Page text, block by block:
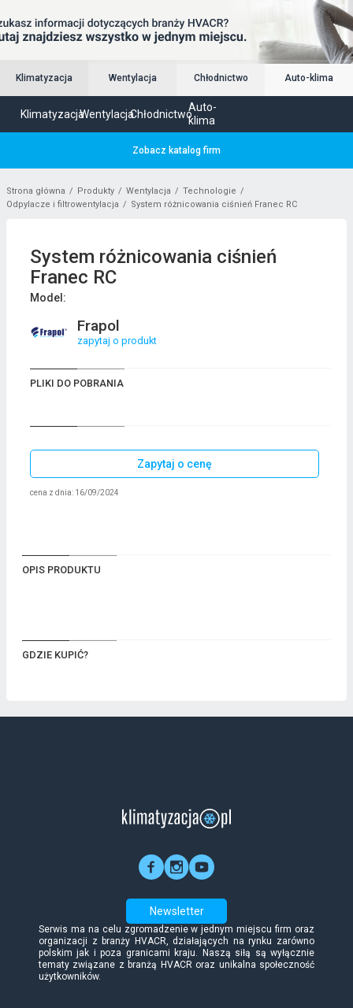
Klimatyzacja Wentylacja Chłodnictwo Auto-klima
KlimatyzacjaWentylacjaChłodnictwo
Auto-
klima
Zobacz katalog firm
Strona główna Produkty Wentylacja
Technologie
Odpylacze i filtrowentylacja
System różnicowania ciśnień Franec RC
System różnicowania ciśnień
Franec RC
Model:
Frapol
zapytaj o produkt
PLIKI DO POBRANIA
Zapytaj o cenę
cena z dnia: 16/09/2024
OPIS PRODUKTU
GDZIE KUPIĆ?
Newsletter
Serwis ma na celu zgromadzenie w jednym miejscu firm oraz
organizacji z branży HVACR, działających na rynku zarówno
polskim jak i poza granicami kraju. Naszą siłą są wyłącznie
tematy związane z branżą HVACR oraz unikalna społeczność
użytkowników.